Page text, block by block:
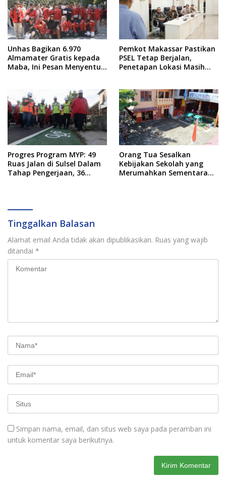
Unhas Bagikan 6.970
Almamater Gratis kepada
Maba, Ini Pesan Menyentuh
Pemkot Makassar Pastikan
PSEL Tetap Berjalan,
Penetapan Lokasi Masih
Progres Program MYP: 49
Ruas Jalan di Sulsel Dalam
Tahap Pengerjaan, 36
Orang Tua Sesalkan
Kebijakan Sekolah yang
Merumahkan Sementara
Tinggalkan Balasan
Alamat email Anda tidak akan dipublikasikan. Ruas yang wajib
ditandai *
Simpan nama, email, dan situs web saya pada peramban ini
untuk komentar saya berikutnya.